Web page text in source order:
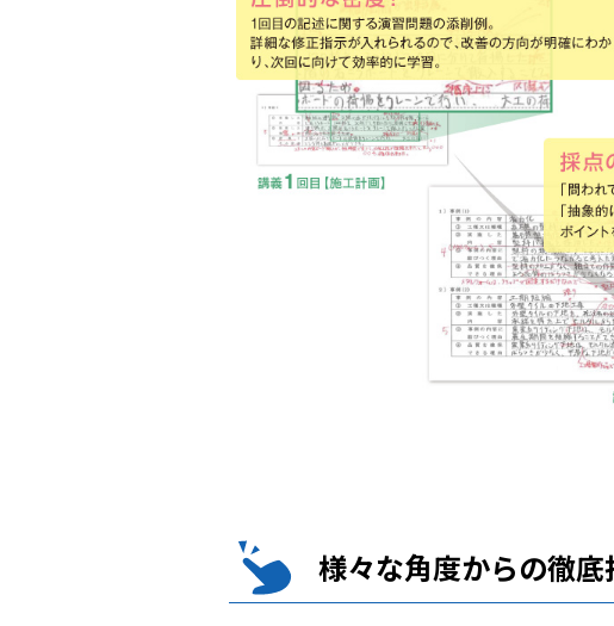
様々な角度からの徹底